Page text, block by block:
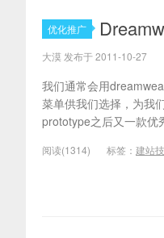
优化推广
大漠 发布于 2011-10-27
我们通常会用
菜单供我们选择，为我
prototype之后又一款优
阅读(1314) 标签： 建站